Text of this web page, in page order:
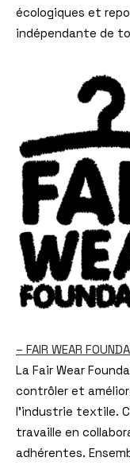
écologiques et
indépendante de
– FAIR WEAR
La Fair Wear
contrôler et
l’industrie textile.
travaille en
adhérentes.